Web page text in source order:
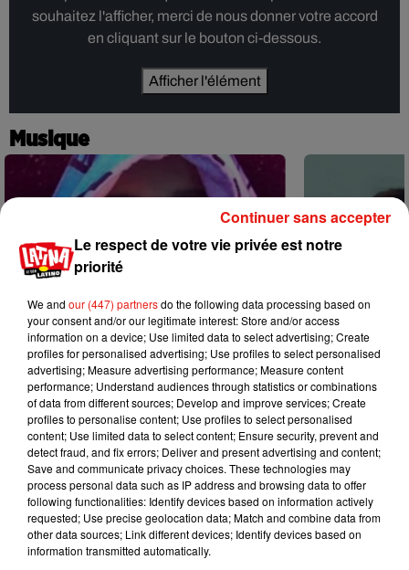
souhaitez l'afficher, merci de nous donner votre accord
en cliquant sur le bouton ci-dessous.
Afficher l'élément
Musique
6 août 2026
Karol G dévoile la tracklist de son
nouvel album… avec des invités...
5 août 2026
Benny
Becky G sur
+ DE MUSIQUE
Mundo Latino
Le respect de votre vie privée est notre
priorité
We and our (447) partnersdo the following data processing based on
your consent and/or our legitimate interest: Store and/or access
information on a device; Use limited data to select advertising; Create
profiles for personalised advertising; Use profiles to select personalised
advertising; Measure advertising performance; Measure content
performance; Understand audiences through statistics or combinations
of data from different sources; Develop and improve services; Create
profiles to personalise content; Use profiles to select personalised
content; Use limited data to select content; Ensure security, prevent and
detect fraud, and fix errors; Deliver and present advertising and content;
Save and communicate privacy choices. These technologies may
process personal data such as IP address and browsing data to offer
following functionalities: Identify devices based on information actively
requested; Use precise geolocation data; Match and combine data from
other data sources; Link different devices; Identify devices based on
information transmitted automatically.
Continuer sans accepter